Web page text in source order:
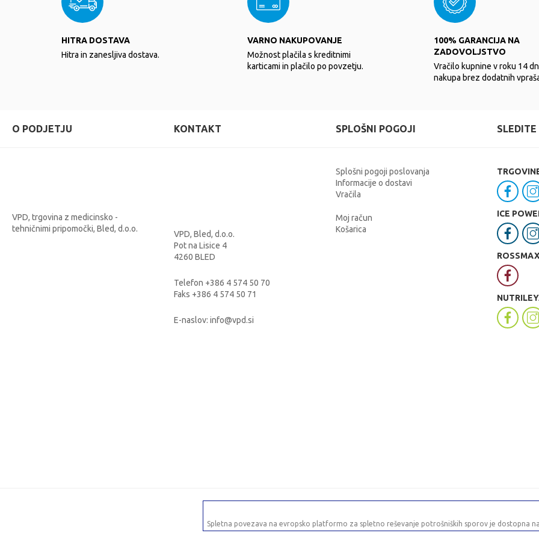
HITRA DOSTAVA
Hitra in zanesljiva dostava.
VARNO NAKUPOVANJE
Možnost plačila s kreditnimi
karticami in plačilo po povzetju.
100% GARANCIJA NA
ZADOVOLJSTVO
Vračilo kupnine v roku 14
nakupa brez dodatnih
O PODJETJU KONTAKT SPLOŠNI POGOJI
VPD, trgovina z medicinsko -
tehničnimi pripomočki, Bled, d.o.o.
VPD, Bled, d.o.o.
Pot na Lisice 4
4260 BLED
Telefon +386 4 574 50 70
Faks +386 4 574 50 71
E-naslov: info@vpd.si
Splošni pogoji poslovanja
Informacije o dostavi
Vračila
Moj račun
Košarica
ICE
Spletna povezava na evropsko platformo za spletno reševanje potrošniških sporov je dostopna